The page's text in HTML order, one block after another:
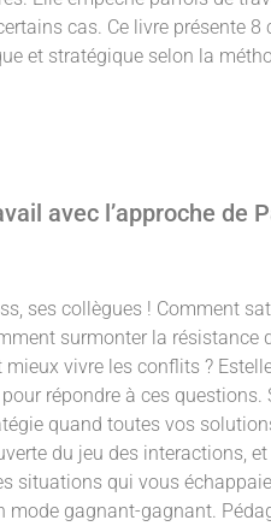
cas. Ce livre présente 8
et stratégique selon la
avec l’approche de
ses collègues ! Comment
surmonter la résistance
vivre les conflits ?
répondre à ces questions.
quand toutes vos
du jeu des interactions,
situations qui vous
mode gagnant-gagnant.